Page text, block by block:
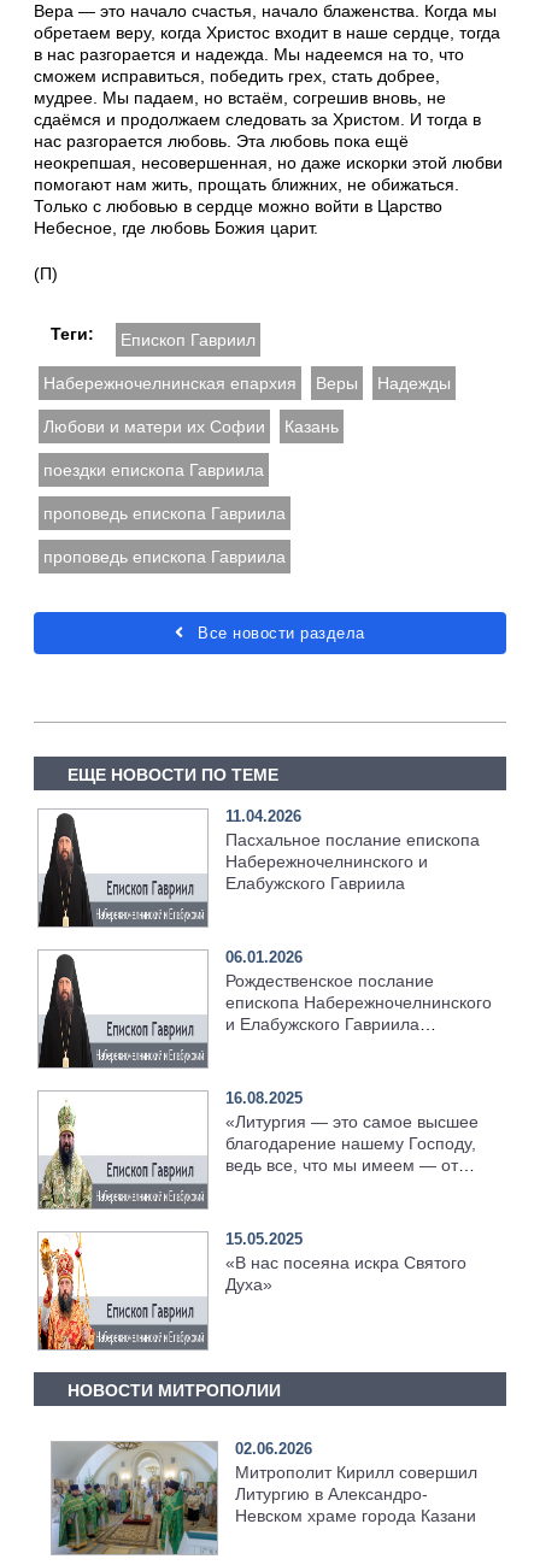
Вера — это начало счастья, начало блаженства. Когда мы
обретаем веру, когда Христос входит в наше сердце, тогда
в нас разгорается и надежда. Мы надеемся на то, что
сможем исправиться, победить грех, стать добрее,
мудрее. Мы падаем, но встаём, согрешив вновь, не
сдаёмся и продолжаем следовать за Христом. И тогда в
нас разгорается любовь. Эта любовь пока ещё
неокрепшая, несовершенная, но даже искорки этой любви
помогают нам жить, прощать ближних, не обижаться.
Только с любовью в сердце можно войти в Царство
Небесное, где любовь Божия царит.
(П)
Теги: Епископ Гавриил
Набережночелнинская епархия Веры Надежды
Любови и матери их Софии Казань
поездки епископа Гавриила
проповедь епископа Гавриила
проповедь епископа Гавриила
Все новости раздела
ЕЩЕ НОВОСТИ ПО ТЕМЕ
11.04.2026
Пасхальное послание епископа
Набережночелнинского и
Елабужского Гавриила
06.01.2026
Рождественское послание
епископа Набережночелнинского
и Елабужского Гавриила
16.08.2025
«Литургия — это самое высшее
благодарение нашему Господу,
ведь все, что мы имеем — от
15.05.2025
«В нас посеяна искра Святого
Духа»
НОВОСТИ МИТРОПОЛИИ
02.06.2026
Митрополит Кирилл совершил
Литургию в Александро-
Невском храме города Казани